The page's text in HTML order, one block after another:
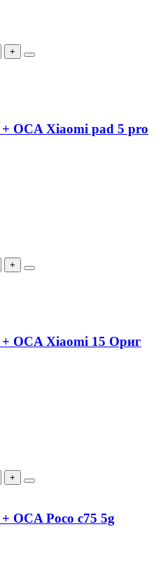
+
OCA Xiaomi pad 5 pro
+
+ OCA Xiaomi 15 Ориг
+
OCA Poco c75 5g